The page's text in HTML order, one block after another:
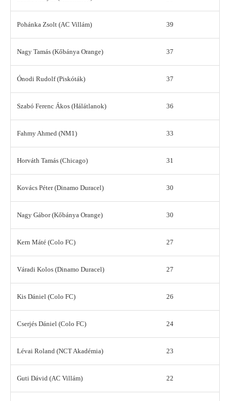
Pohánka Zsolt (AC Villám) 39
Nagy Tamás (Kőbánya Orange) 37
Ónodi Rudolf (Piskóták) 37
Szabó Ferenc Ákos (Hálátlanok) 36
Fahmy Ahmed (NM1) 33
Horváth Tamás (Chicago) 31
Kovács Péter (Dinamo Duracel) 30
Nagy Gábor (Kőbánya Orange) 30
Kern Máté (Colo FC) 27
Váradi Kolos (Dinamo Duracel) 27
Kis Dániel (Colo FC) 26
Cserjés Dániel (Colo FC) 24
Lévai Roland (NCT Akadémia) 23
Guti Dávid (AC Villám) 22